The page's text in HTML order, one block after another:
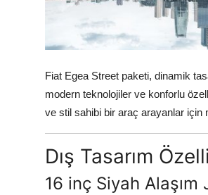
Fiat Egea Street paketi, dinamik
modern teknolojiler ve konforlu
ve stil sahibi bir araç arayanlar için
Dış Tasarım
16 inç Siyah Alaşım